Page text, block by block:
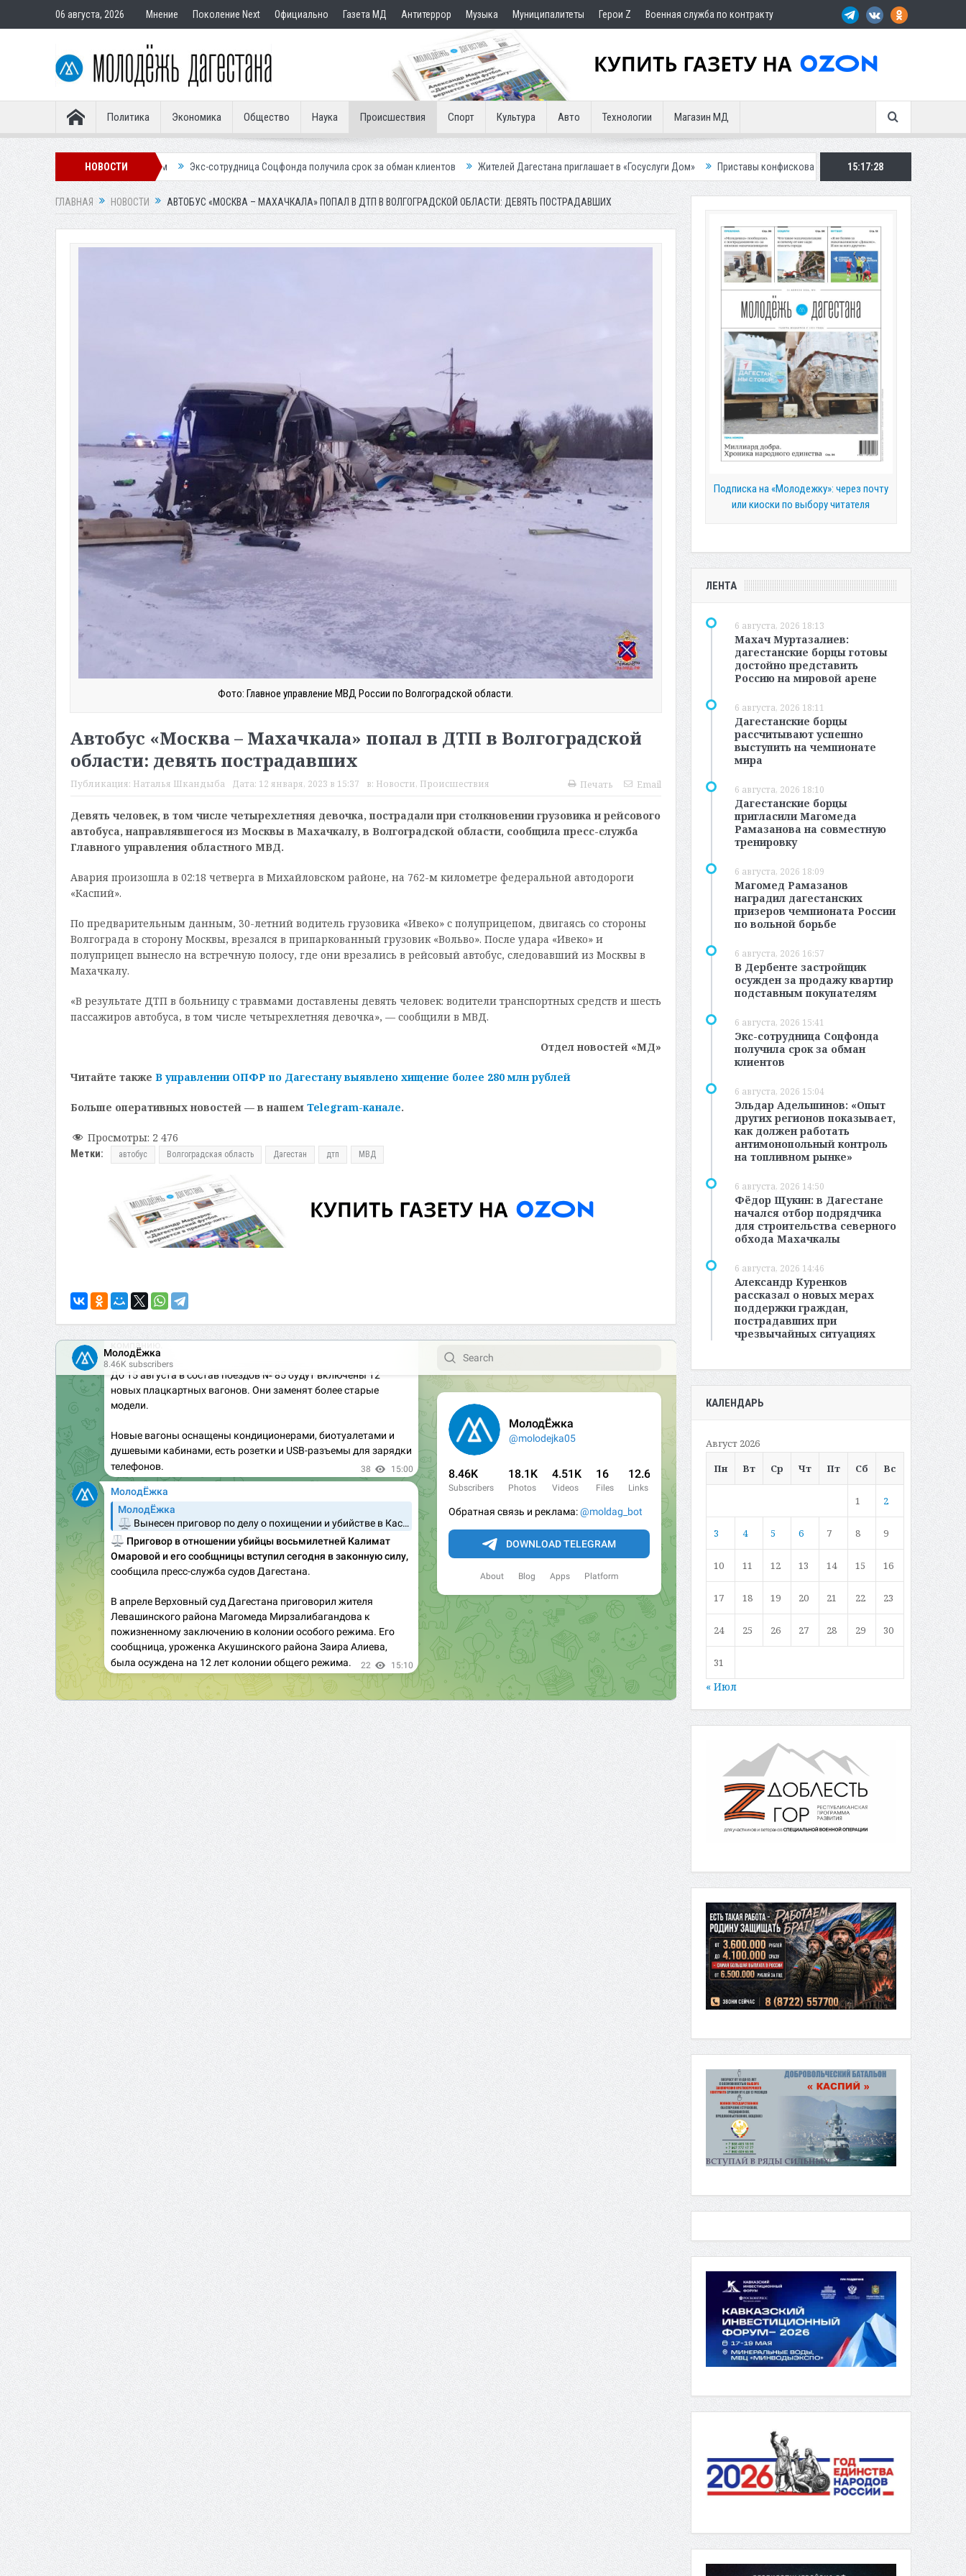
06 августа, 2026 Мнение Поколение Next Официально Газета МД Антитеррор Музыка Муниципалитеты Герои Z Военная служба по контракту
Политика Экономика Общество Наука Происшествия Спорт Культура Авто Технологии Магазин МД
НОВОСТИ
покупателям Экс-сотрудница Соцфонда получила срок за обман клиентов Жителей Дагестана приглашает в «Госуслуги Дом» Приставы конфисковали двух бурых медведей у жителя Дагестана
15:17:29
ГЛАВНАЯ НОВОСТИ АВТОБУС «МОСКВА – МАХАЧКАЛА» ПОПАЛ В ДТП В ВОЛГОГРАДСКОЙ ОБЛАСТИ: ДЕВЯТЬ ПОСТРАДАВШИХ
Фото: Главное управление МВД России по Волгоградской области.
Автобус «Москва – Махачкала» попал в ДТП в Волгоградской
области: девять пострадавших
Публикация: Наталья Шкандыба Дата: 12 января, 2023 в 15:37 в: Новости, Происшествия Печать Email
Девять человек, в том числе четырехлетняя девочка, пострадали при столкновении грузовика и рейсового
автобуса, направлявшегося из Москвы в Махачкалу, в Волгоградской области, сообщила пресс-служба
Главного управления областного МВД.
Авария произошла в 02:18 четверга в Михайловском районе, на 762-м километре федеральной автодороги
«Каспий».
По предварительным данным, 30-летний водитель грузовика «Ивеко» с полуприцепом, двигаясь со стороны
Волгограда в сторону Москвы, врезался в припаркованный грузовик «Вольво». После удара «Ивеко» и
полуприцеп вынесло на встречную полосу, где они врезались в рейсовый автобус, следовавший из Москвы в
Махачкалу.
«В результате ДТП в больницу с травмами доставлены девять человек: водители транспортных средств и шесть
пассажиров автобуса, в том числе четырехлетняя девочка», — сообщили в МВД.
Отдел новостей «МД»
Читайте также В управлении ОПФР по Дагестану выявлено хищение более 280 млн рублей
Больше оперативных новостей — в нашем Telegram-канале.
Просмотры: 2 476
Метки: автобус Волгоградская область Дагестан дтп МВД
Подписка на «Молодежку»: через почту
или киоски по выбору читателя
ЛЕНТА
6 августа, 2026 18:13
Махач Муртазалиев:
дагестанские борцы готовы
достойно представить
Россию на мировой арене
6 августа, 2026 18:11
Дагестанские борцы
рассчитывают успешно
выступить на чемпионате
мира
6 августа, 2026 18:10
Дагестанские борцы
пригласили Магомеда
Рамазанова на совместную
тренировку
6 августа, 2026 18:09
Магомед Рамазанов
наградил дагестанских
призеров чемпионата России
по вольной борьбе
6 августа, 2026 16:57
В Дербенте застройщик
осужден за продажу квартир
подставным покупателям
6 августа, 2026 15:41
Экс-сотрудница Соцфонда
получила срок за обман
клиентов
6 августа, 2026 15:04
Эльдар Адельшинов: «Опыт
других регионов показывает,
как должен работать
антимонопольный контроль
на топливном рынке»
6 августа, 2026 14:50
Фёдор Щукин: в Дагестане
начался отбор подрядчика
для строительства северного
обхода Махачкалы
6 августа, 2026 14:46
Александр Куренков
рассказал о новых мерах
поддержки граждан,
пострадавших при
чрезвычайных ситуациях
КАЛЕНДАРЬ
Август 2026
Пн
Вт Ср Чт Пт Сб Вс
1 2
3 4 5 6 7 8 9
10 11 12 13 14 15 16
17 18 19 20 21 22 23
24 25 26 27 28 29 30
31
« Июл